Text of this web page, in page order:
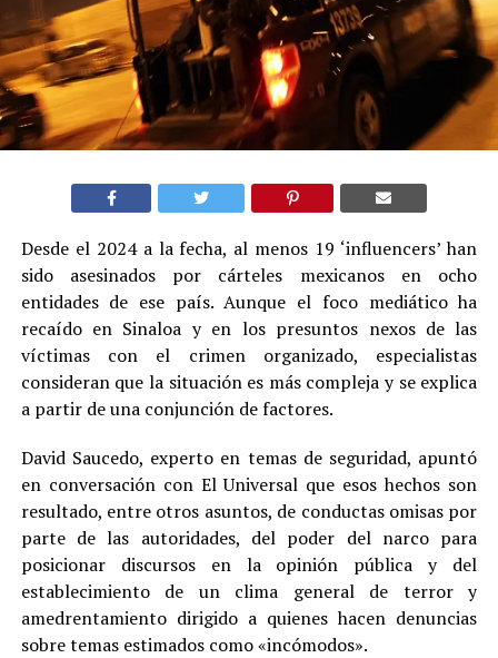
Desde el 2024 a la fecha, al menos 19 ‘influencers’ han
sido asesinados por cárteles mexicanos en ocho
entidades de ese país. Aunque el foco mediático ha
recaído en Sinaloa y en los presuntos nexos de las
víctimas con el crimen organizado, especialistas
consideran que la situación es más compleja y se explica
a partir de una conjunción de factores.
David Saucedo, experto en temas de seguridad, apuntó
en conversación con El Universal que esos hechos son
resultado, entre otros asuntos, de conductas omisas por
parte de las autoridades, del poder del narco para
posicionar discursos en la opinión pública y del
establecimiento de un clima general de terror y
amedrentamiento dirigido a quienes hacen denuncias
sobre temas estimados como «incómodos».